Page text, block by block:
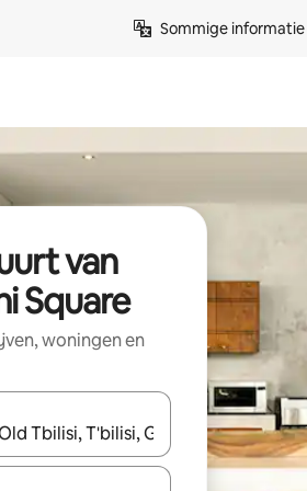
Sommige
van
Square
woningen en
zijn, maak je een keuze met je de